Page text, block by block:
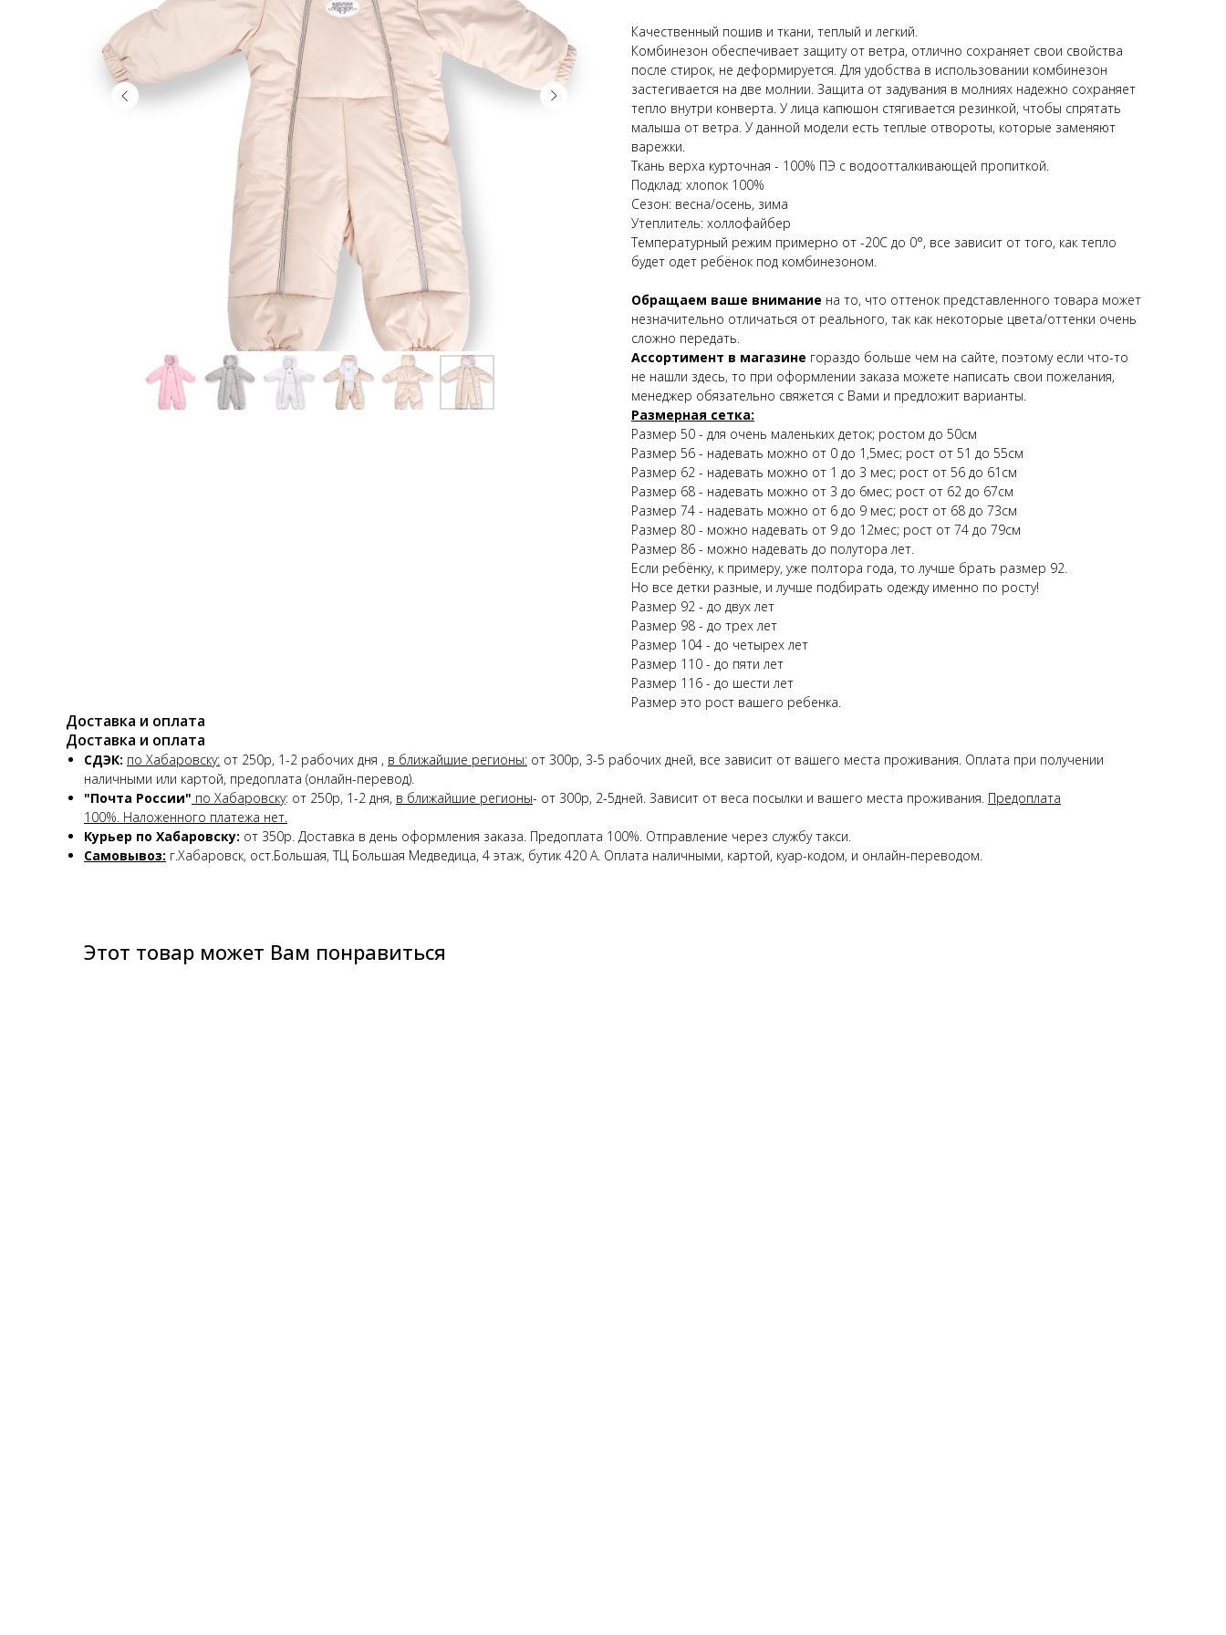
Качественный пошив и ткани, теплый и легкий.
Комбинезон обеспечивает защиту от ветра, отлично сохраняет свои свойства
после стирок, не деформируется. Для удобства в использовании комбинезон
застегивается на две молнии. Защита от задувания в молниях надежно сохраняет
тепло внутри конверта. У лица капюшон стягивается резинкой, чтобы спрятать
малыша от ветра. У данной модели есть теплые отвороты, которые заменяют
варежки.
Ткань верха курточная - 100% ПЭ с водоотталкивающей пропиткой.
Подклад: хлопок 100%
Сезон: весна/осень, зима
Утеплитель: холлофайбер
Температурный режим примерно от -20С до 0°, все зависит от того, как тепло
будет одет ребёнок под комбинезоном.
Обращаем ваше внимание на то, что оттенок представленного товара может
незначительно отличаться от реального, так как некоторые цвета/оттенки очень
сложно передать.
Ассортимент в магазине гораздо больше чем на сайте, поэтому если что-то
не нашли здесь, то при оформлении заказа можете написать свои пожелания,
менеджер обязательно свяжется с Вами и предложит варианты.
Размерная сетка:
Размер 50 - для очень маленьких деток; ростом до 50см
Размер 56 - надевать можно от 0 до 1,5мес; рост от 51 до 55см
Размер 62 - надевать можно от 1 до 3 мес; рост от 56 до 61см
Размер 68 - надевать можно от 3 до 6мес; рост от 62 до 67см
Размер 74 - надевать можно от 6 до 9 мес; рост от 68 до 73см
Размер 80 - можно надевать от 9 до 12мес; рост от 74 до 79см
Размер 86 - можно надевать до полутора лет.
Если ребёнку, к примеру, уже полтора года, то лучше брать размер 92.
Но все детки разные, и лучше подбирать одежду именно по росту!
Размер 92 - до двух лет
Размер 98 - до трех лет
Размер 104 - до четырех лет
Размер 110 - до пяти лет
Размер 116 - до шести лет
Размер это рост вашего ребенка.
Доставка и оплата
Доставка и оплата
СДЭК: по Хабаровску: от 250р, 1-2 рабочих дня , в ближайшие регионы: от 300р, 3-5 рабочих дней, все зависит от вашего места проживания. Оплата при получении
наличными или картой, предоплата (онлайн-перевод).
"Почта России" по Хабаровску: от 250р, 1-2 дня, в ближайшие регионы- от 300р, 2-5дней. Зависит от веса посылки и вашего места проживания. Предоплата
100%. Наложенного платежа нет.
Курьер по Хабаровску: от 350р. Доставка в день оформления заказа. Предоплата 100%. Отправление через службу такси.
Самовывоз: г.Хабаровск, ост.Большая, ТЦ Большая Медведица, 4 этаж, бутик 420 А. Оплата наличными, картой, куар-кодом, и онлайн-переводом.
Этот товар может Вам понравиться